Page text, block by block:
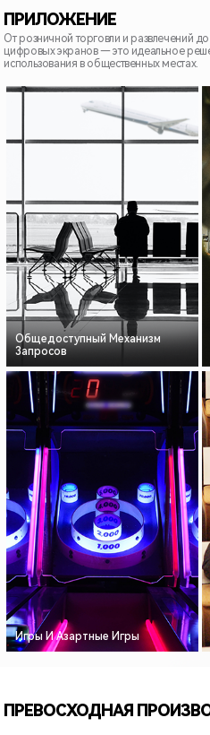
ПРИЛОЖЕНИЕ
От розничной торговли и развлечений
цифровых экранов — это идеальное
использования в общественных местах.
Общедоступный Механизм
Запросов
Игры И Азартные Игры
ПРЕВОСХОДНАЯ